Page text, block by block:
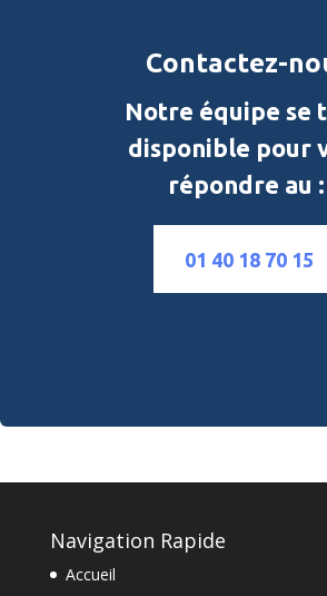
Contactez-
Notre équipe se
disponible pour
répondre au :
01 40 18 70 15
Navigation Rapide
Accueil